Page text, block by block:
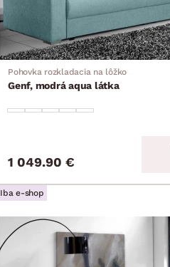
Pohovka rozkladacia na lôžko
Genf, modrá aqua látka
1 049.90 €
Iba e-shop